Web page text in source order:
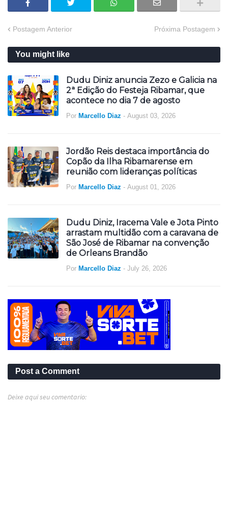
Postagem Anterior Próxima Postagem
You might like
Dudu Diniz anuncia Zezo e Galicia na
2ª Edição do Festeja Ribamar, que
acontece no dia 7 de agosto
Por Marcello Diaz - August 03, 2026
Jordão Reis destaca importância do
Copão da Ilha Ribamarense em
reunião com lideranças políticas
Por Marcello Diaz - August 01, 2026
Dudu Diniz, Iracema Vale e Jota Pinto
arrastam multidão com a caravana de
São José de Ribamar na convenção
de Orleans Brandão
Por Marcello Diaz - July 26, 2026
Post a Comment
Deixe aqui seu comentario: